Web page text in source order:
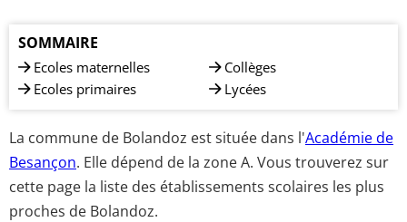
SOMMAIRE
Ecoles maternelles
Ecoles primaires
Collèges
Lycées
La commune de Bolandoz est située dans l'Académie de
Besançon. Elle dépend de la zone A. Vous trouverez sur
cette page la liste des établissements scolaires les plus
proches de Bolandoz.